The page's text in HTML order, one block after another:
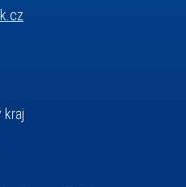
kraj